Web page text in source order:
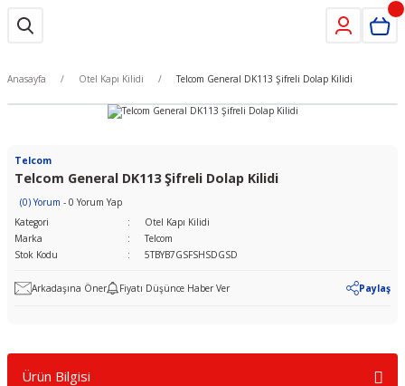
Anasayfa Otel Kapı Kilidi Telcom General DK113 Şifreli Dolap Kilidi
Telcom
Telcom General DK113 Şifreli Dolap Kilidi
(0) Yorum - 0 Yorum Yap
Kategori
Otel Kapı Kilidi
Marka
Telcom
Stok Kodu
5TBYB7GSFSHSDGSD
Arkadaşına Öner Fiyatı Düşünce Haber Ver Paylaş
Ürün Bilgisi